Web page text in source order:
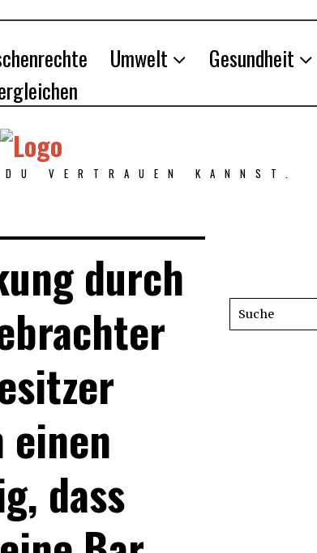
Umwelt
Gesundheit
VERTRAUEN KANNST.
durch
dass